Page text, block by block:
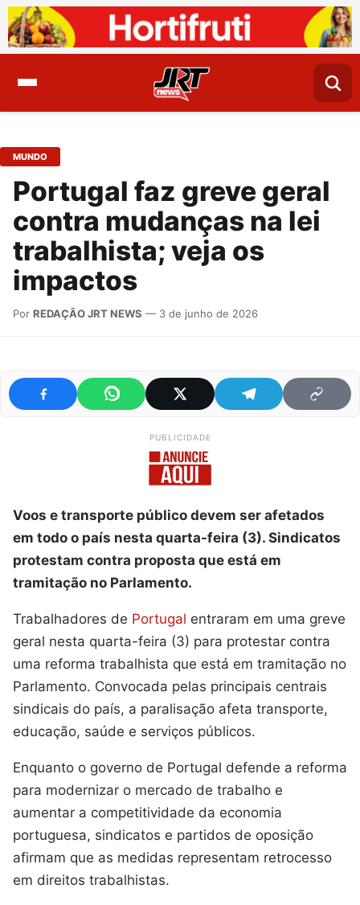
MUNDO
Portugal faz greve geral
contra mudanças na lei
trabalhista; veja os
impactos
Por REDAÇÃO JRT NEWS — 3 de junho de 2026
PUBLICIDADE
Voos e transporte público devem ser afetados
em todo o país nesta quarta-feira (3). Sindicatos
protestam contra proposta que está em
tramitação no Parlamento.
Trabalhadores de Portugal entraram em uma greve
geral nesta quarta-feira (3) para protestar contra
uma reforma trabalhista que está em tramitação no
Parlamento. Convocada pelas principais centrais
sindicais do país, a paralisação afeta transporte,
educação, saúde e serviços públicos.
Enquanto o governo de Portugal defende a reforma
para modernizar o mercado de trabalho e
aumentar a competitividade da economia
portuguesa, sindicatos e partidos de oposição
afirmam que as medidas representam retrocesso
em direitos trabalhistas.